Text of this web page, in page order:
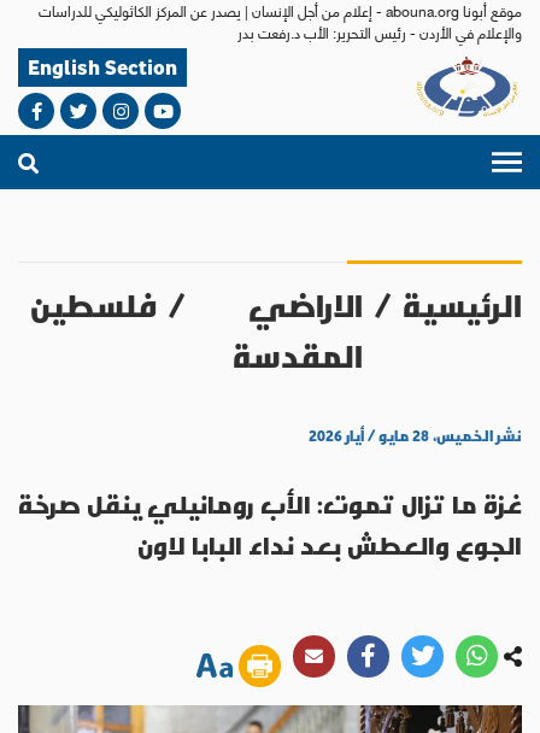
موقع أبونا abouna.org - إعلام من أجل الإنسان | يصدر عن المركز الكاثوليكي للدراسات
والإعلام في الأردن - رئيس التحرير: الأب د.رفعت بدر
English Section
الرئيسية / الاراضي
المقدسة
/ فلسطين
نشر الخميس، ٢٨ مايو / أيار ٢٠٢٦
غزة ما تزال تموت: الأب رومانيلي ينقل صرخة
الجوع والعطش بعد نداء البابا لاون